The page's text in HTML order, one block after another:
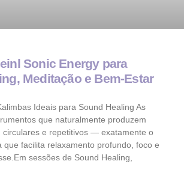
Sonic Energy para
Meditação e Bem-Estar
Ideais para Sound Healing As
que naturalmente produzem
circulares e repetitivos — exatamente o
que facilita relaxamento profundo, foco e
sessões de Sound Healing,